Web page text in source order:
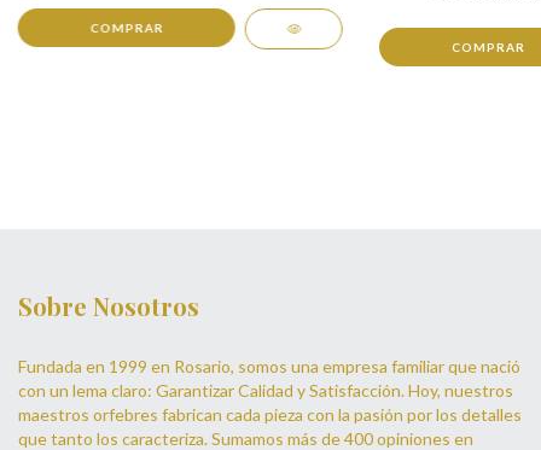
COMPRAR
COMPRAR
Sobre Nosotros
Fundada en 1999 en Rosario, somos una empresa familiar que nació
con un lema claro: Garantizar Calidad y Satisfacción. Hoy, nuestros
maestros orfebres fabrican cada pieza con la pasión por los detalles
que tanto los caracteriza. Sumamos más de 400 opiniones en